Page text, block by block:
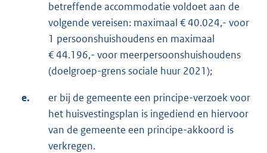
betreffende accommodatie voldoet aan de
volgende vereisen: maximaal € 40.024,- voor
1 persoonshuishoudens en maximaal
€ 44.196,- voor meerpersoonshuishoudens
(doelgroep-grens sociale huur 2021);
e.
er bij de gemeente een principe-verzoek voor
het huisvestingsplan is ingediend en hiervoor
van de gemeente een principe-akkoord is
verkregen.